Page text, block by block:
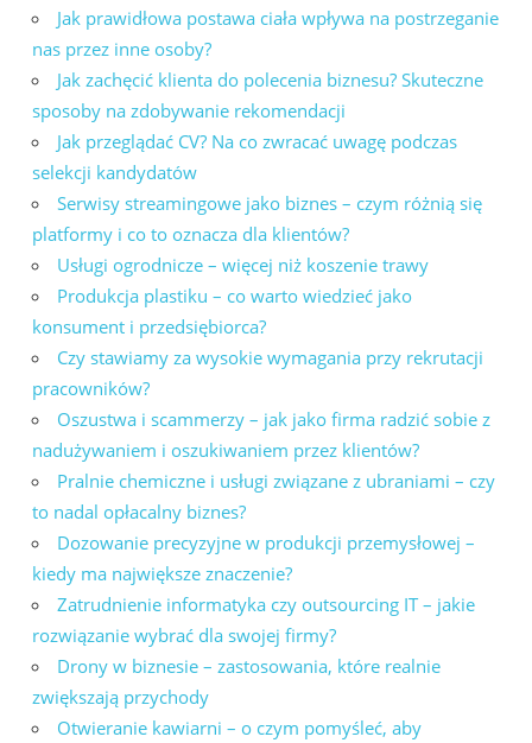
Jak prawidłowa postawa ciała wpływa na postrzeganie
nas przez inne osoby?
Jak zachęcić klienta do polecenia biznesu? Skuteczne
sposoby na zdobywanie rekomendacji
Jak przeglądać CV? Na co zwracać uwagę podczas
selekcji kandydatów
Serwisy streamingowe jako biznes – czym różnią się
platformy i co to oznacza dla klientów?
Usługi ogrodnicze – więcej niż koszenie trawy
Produkcja plastiku – co warto wiedzieć jako
konsument i przedsiębiorca?
Czy stawiamy za wysokie wymagania przy rekrutacji
pracowników?
Oszustwa i scammerzy – jak jako firma radzić sobie z
nadużywaniem i oszukiwaniem przez klientów?
Pralnie chemiczne i usługi związane z ubraniami – czy
to nadal opłacalny biznes?
Dozowanie precyzyjne w produkcji przemysłowej –
kiedy ma największe znaczenie?
Zatrudnienie informatyka czy outsourcing IT – jakie
rozwiązanie wybrać dla swojej firmy?
Drony w biznesie – zastosowania, które realnie
zwiększają przychody
Otwieranie kawiarni – o czym pomyśleć, aby